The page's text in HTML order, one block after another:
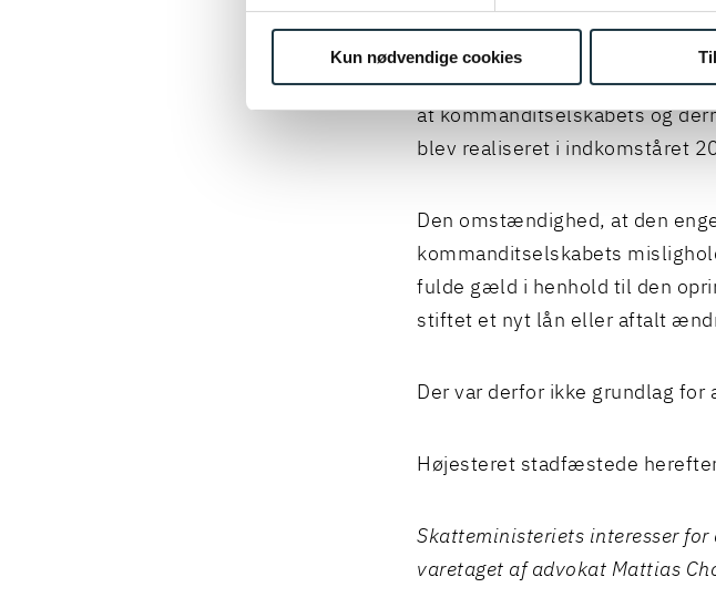
Kun nødvendige cookies
Da kommanditselskabet blev
kommanditselskabets
begrænsede hæftelse på lånet
at kommanditselskabets og
blev realiseret i indkomståret
Den omstændighed, at den
kommanditselskabets
fulde gæld i henhold til den
stiftet et nyt lån eller aftalt
Der var derfor ikke grundlag
Højesteret stadfæstede
Skatteministeriets interesser
varetaget af advokat Mattias